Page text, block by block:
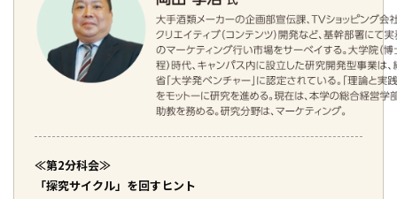
≪第2分科会≫
「探究サイクル」を回すヒント